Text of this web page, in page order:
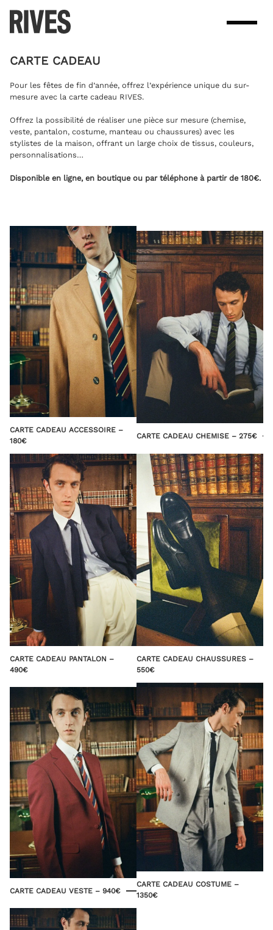
content
CARTE CADEAU
Pour les fêtes de fin d’année, offrez l’expérience unique du sur-
mesure avec la carte cadeau RIVES.
Offrez la possibilité de réaliser une pièce sur mesure (chemise,
veste, pantalon, costume, manteau ou chaussures) avec les
stylistes de la maison, offrant un large choix de tissus, couleurs,
personnalisations…
Disponible en ligne, en boutique ou par téléphone à partir de 180€.
CARTE CADEAU ACCESSOIRE –
180€
CARTE CADEAU CHEMISE – 275€
CARTE CADEAU PANTALON –
490€
CARTE CADEAU CHAUSSURES –
550€
CARTE CADEAU VESTE – 940€
CARTE CADEAU COSTUME –
1350€